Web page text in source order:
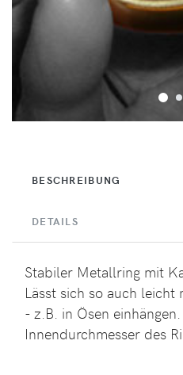
BESCHREIBUNG
DETAILS
Stabiler Metallring mit
Lässt sich so auch
- z.B. in Ösen
Innendurchmesser des